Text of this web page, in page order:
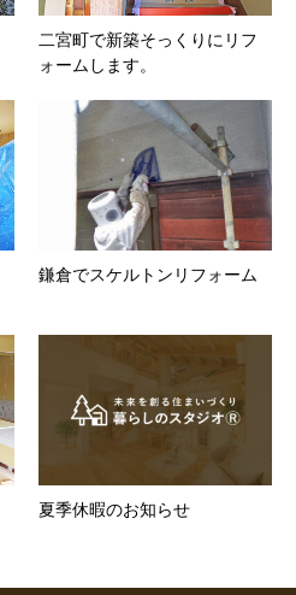
二宮町で新築そっくりにリフ
ォームします。
鎌倉でスケルトンリフォーム
夏季休暇のお知らせ